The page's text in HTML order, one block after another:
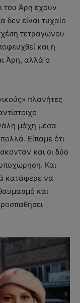
του Άρη έχουν
δεν είναι τυχαίο
τετραγώνου
και η
Άρη, αλλά ο
πλανήτες
μάχη μέσα
Είπαμε ότι
και οι δύο
Και
κατάφερε να
και